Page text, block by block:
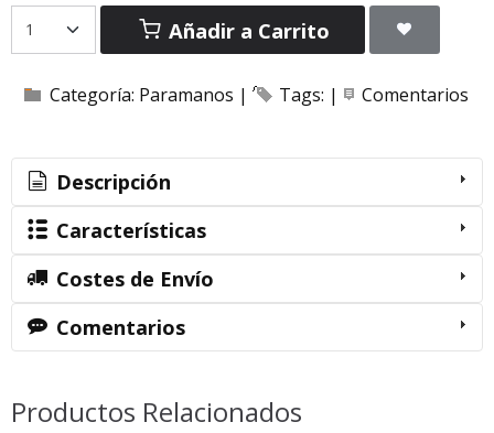
Añadir a Carrito
Categoría: Paramanos | Tags: | Comentarios
Descripción
Características
Costes de Envío
Comentarios
Productos Relacionados